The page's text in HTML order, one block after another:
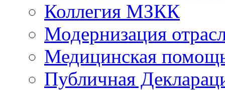
Коллегия МЗКК
Модернизация
Медицинская
Публичная